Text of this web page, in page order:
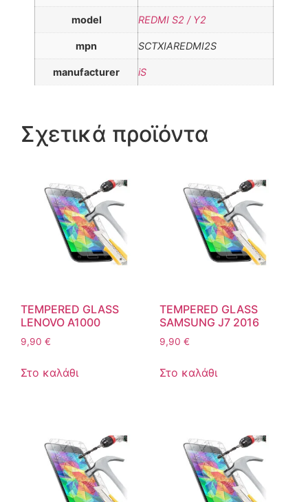
model REDMI S2 / Y2
mpn SCTXIAREDMI2S
manufacturer iS
Σχετικά προϊόντα
TEMPERED GLASS
LENOVO A1000
9,90 €
Στο καλάθι
TEMPERED GLASS
SAMSUNG J7 2016
9,90 €
Στο καλάθι